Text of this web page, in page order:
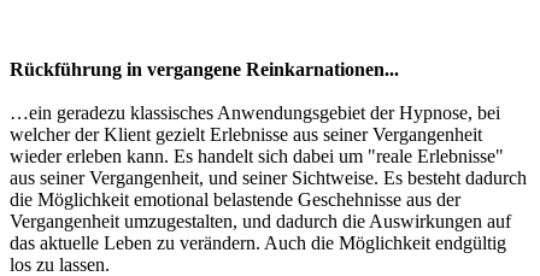
Rückführung in vergangene Reinkarnationen...
…ein geradezu klassisches Anwendungsgebiet der Hypnose, bei
welcher der Klient gezielt Erlebnisse aus seiner Vergangenheit
wieder erleben kann. Es handelt sich dabei um "reale Erlebnisse"
aus seiner Vergangenheit, und seiner Sichtweise. Es besteht dadurch
die Möglichkeit emotional belastende Geschehnisse aus der
Vergangenheit umzugestalten, und dadurch die Auswirkungen auf
das aktuelle Leben zu verändern. Auch die Möglichkeit endgültig
los zu lassen.